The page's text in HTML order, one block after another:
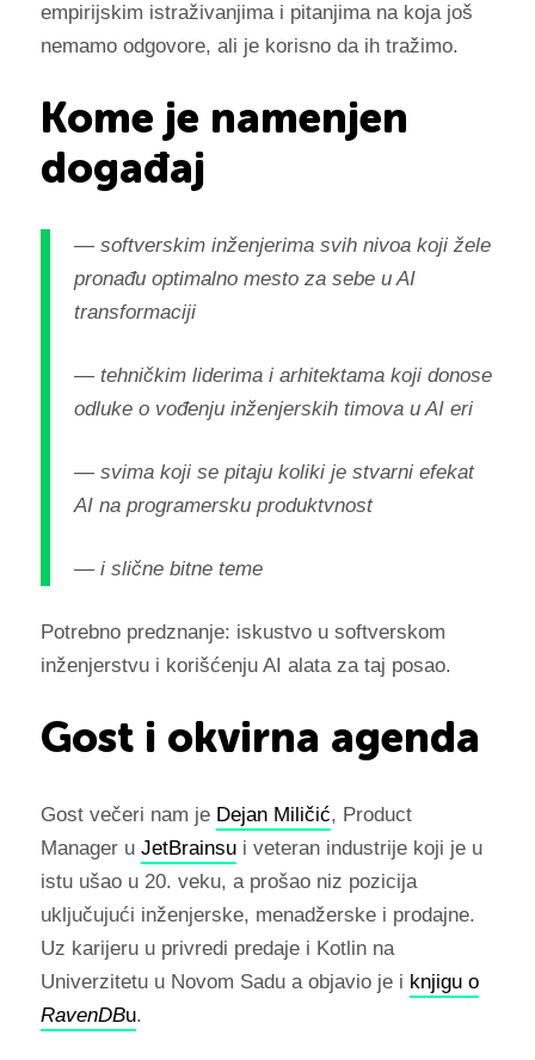
empirijskim istraživanjima i pitanjima na koja još
nemamo odgovore, ali je korisno da ih tražimo.
Kome je namenjen
događaj
— softverskim inženjerima svih nivoa koji žele
pronađu optimalno mesto za sebe u AI
transformaciji
— tehničkim liderima i arhitektama koji donose
odluke o vođenju inženjerskih timova u AI eri
— svima koji se pitaju koliki je stvarni efekat
AI na programersku produktvnost
— i slične bitne teme
Potrebno predznanje: iskustvo u softverskom
inženjerstvu i korišćenju AI alata za taj posao.
Gost i okvirna agenda
Gost večeri nam je Dejan Miličić, Product
Manager u JetBrainsui veteran industrije koji je u
istu ušao u 20. veku, a prošao niz pozicija
uključujući inženjerske, menadžerske i prodajne.
Uz karijeru u privredi predaje i Kotlin na
Univerzitetu u Novom Sadu a objavio je i knjigu o
RavenDBu.